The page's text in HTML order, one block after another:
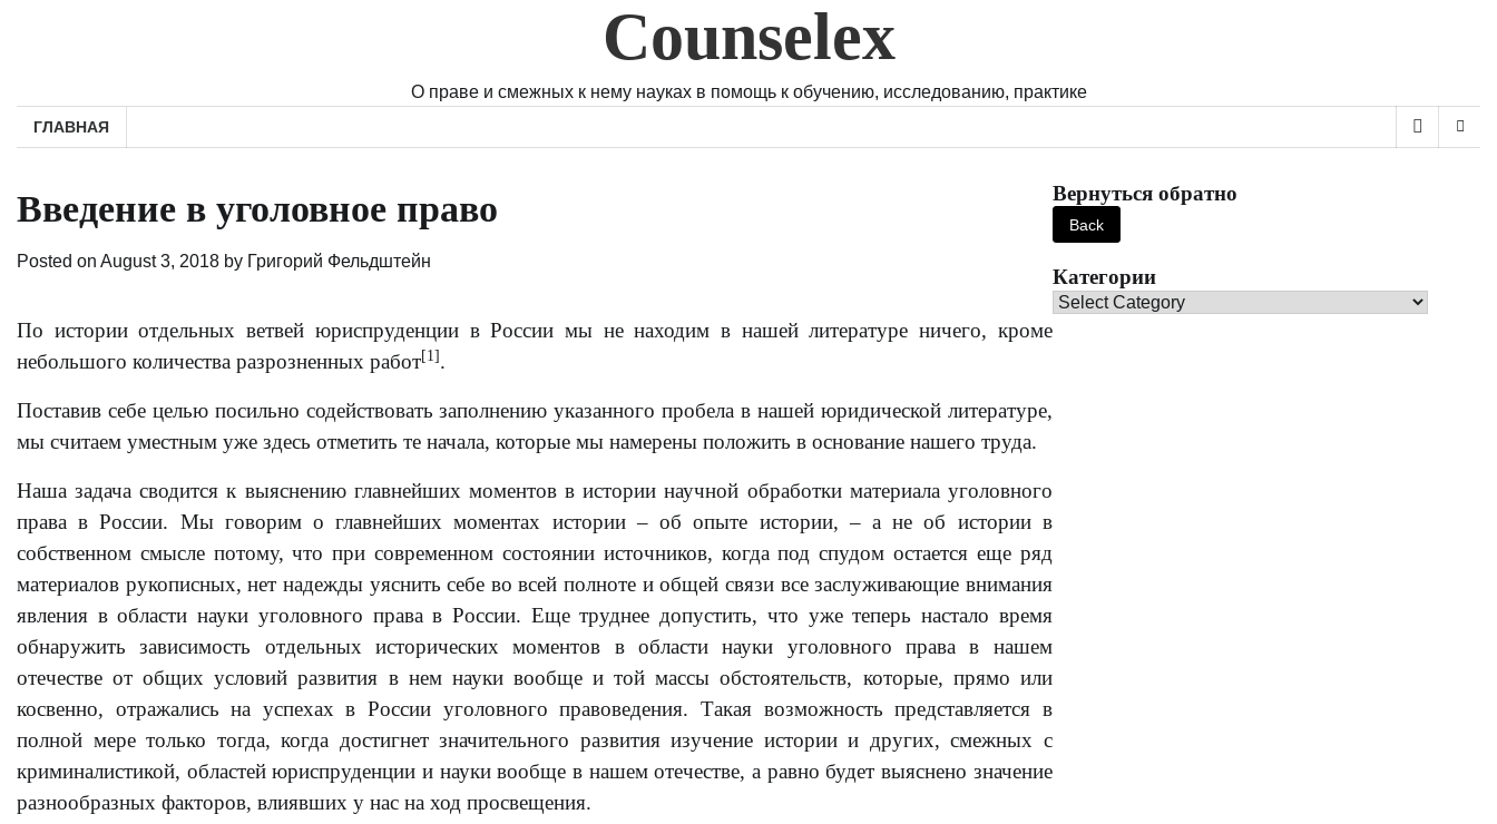
Counselex
О праве и смежных к нему науках в помощь к обучению, исследованию, практике
ГЛАВНАЯ
Введение в уголовное право
Posted on August 3, 2018 by Григорий Фельдштейн
По истории отдельных ветвей юриспруденции в России мы не находим в нашей литературе ничего, кроме
небольшого количества разрозненных работ[1] .
Поставив себе целью посильно содействовать заполнению указанного пробела в нашей юридической литературе,
мы считаем уместным уже здесь отметить те начала, которые мы намерены положить в основание нашего труда.
Наша задача сводится к выяснению главнейших моментов в истории научной обработки материала уголовного
права в России. Мы говорим о главнейших моментах истории – об опыте истории, – а не об истории в
собственном смысле потому, что при современном состоянии источников, когда под спудом остается еще ряд
материалов рукописных, нет надежды уяснить себе во всей полноте и общей связи все заслуживающие внимания
явления в области науки уголовного права в России. Еще труднее допустить, что уже теперь настало время
обнаружить зависимость отдельных исторических моментов в области науки уголовного права в нашем
отечестве от общих условий развития в нем науки вообще и той массы обстоятельств, которые, прямо или
косвенно, отражались на успехах в России уголовного правоведения. Такая возможность представляется в
полной мере только тогда, когда достигнет значительного развития изучение истории и других, смежных с
криминалистикой, областей юриспруденции и науки вообще в нашем отечестве, а равно будет выяснено значение
разнообразных факторов, влиявших у нас на ход просвещения.
Вернуться обратно
Категории
Категории